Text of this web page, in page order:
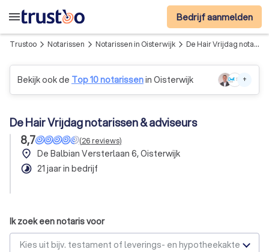
menu Bedrijf aanmelden
Trustoo arrow_forward_ios Notarissen arrow_forward_ios Notarissen in Oisterwijk arrow_forward_ios De Hair Vrijdag notarissen & adviseurs
Bekijk ook de Top 10 notarissenin Oisterwijk +
De Hair Vrijdag notarissen & adviseurs
8,7
(26reviews)
place De Balbian Versterlaan 6, Oisterwijk
timelapse 21 jaar in bedrijf
Ik zoek een notaris voor
Kies uit bijv. testament of leverings- en hypotheekakte